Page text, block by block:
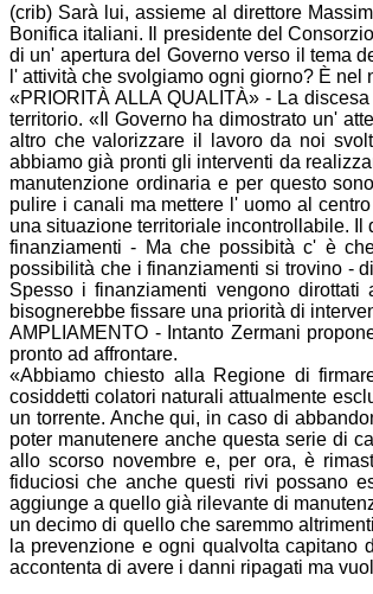
(crib) Sarà lui, assieme al direttore
Bonifica italiani. Il presidente del Consorzio
di un' apertura del Governo verso il tema
l' attività che svolgiamo ogni giorno? È nel
«PRIORITÀ ALLA QUALITÀ» - La
territorio. «Il Governo ha dimostrato un'
altro che valorizzare il lavoro da noi
abbiamo già pronti gli interventi da
manutenzione ordinaria e per questo
pulire i canali ma mettere l' uomo al
una situazione territoriale incontrollabile. Il
finanziamenti - Ma che possibità c' è
possibilità che i finanziamenti si trovino -
Spesso i finanziamenti vengono
bisognerebbe fissare una priorità di
AMPLIAMENTO - Intanto Zermani
pronto ad affrontare.
«Abbiamo chiesto alla Regione di
cosiddetti colatori naturali attualmente
un torrente. Anche qui, in caso di
poter manutenere anche questa serie di
allo scorso novembre e, per ora, è
fiduciosi che anche questi rivi possano
aggiunge a quello già rilevante di
un decimo di quello che saremmo
la prevenzione e ogni qualvolta
accontenta di avere i danni ripagati ma